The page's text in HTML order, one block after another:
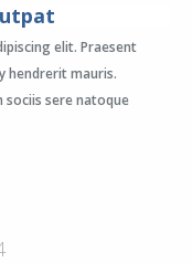
elit. Praesent
hendrerit mauris.
sociis sere natoque